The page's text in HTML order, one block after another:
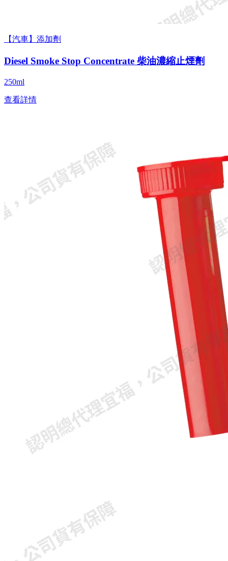
【汽車】添加劑
Diesel Smoke Stop Concentrate 柴油濃縮止煙劑
250ml
查看詳情